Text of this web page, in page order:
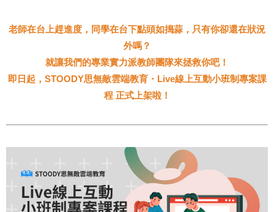
老師在台上趕進度，同學在台下點頭如搗蒜，只有你卻還在狀況
外嗎？
就讓我們的專業實力派教師團隊來拯救你吧！
即日起，STOODY思無敵雲端教育・Live線上互動小班制專案課
程 正式上架啦！